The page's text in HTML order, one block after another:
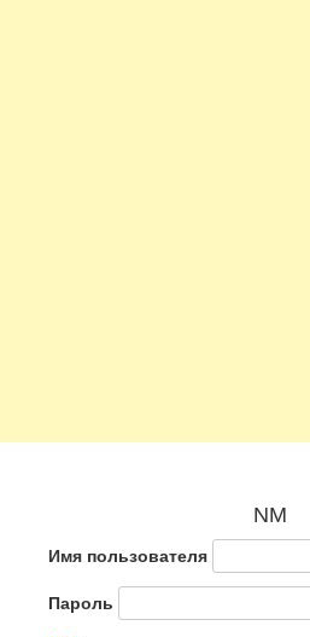
NM
Имя пользователя
Пароль